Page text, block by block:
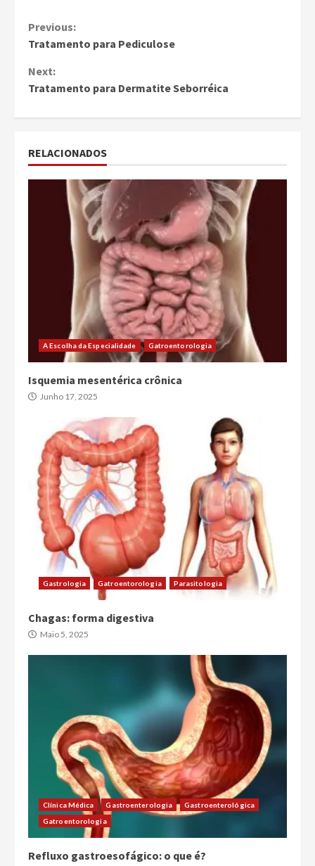
Continue
Reading
Previous:
Tratamento para Pediculose
Next:
Tratamento para Dermatite Seborréica
RELACIONADOS
A Escolha da Especialidade Gatroentorologia
Isquemia mesentérica crônica
Junho 17, 2025
Gastrologia Gatroentorologia Parasitologia
Chagas: forma digestiva
Maio 5, 2025
Clínica Médica Gastroenterologia
Gastroenterológica
Gatroentorologia
Refluxo gastroesofágico: o que é?